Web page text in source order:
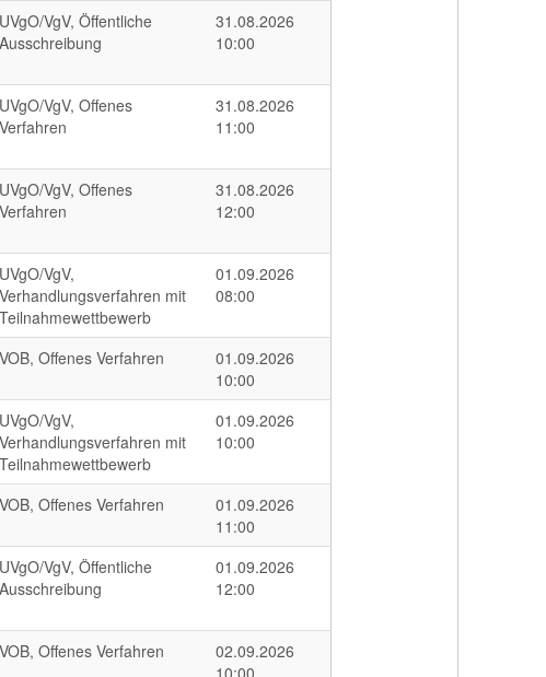
UVgO/VgV, Öffentliche
Ausschreibung
31.08.2026
10:00
UVgO/VgV, Offenes
Verfahren
31.08.2026
11:00
UVgO/VgV, Offenes
Verfahren
31.08.2026
12:00
UVgO/VgV,
Verhandlungsverfahren mit
Teilnahmewettbewerb
01.09.2026
08:00
VOB, Offenes Verfahren
01.09.2026
10:00
UVgO/VgV,
Verhandlungsverfahren mit
Teilnahmewettbewerb
01.09.2026
10:00
VOB, Offenes Verfahren
01.09.2026
11:00
UVgO/VgV, Öffentliche
Ausschreibung
01.09.2026
12:00
VOB, Offenes Verfahren
02.09.2026
10:00